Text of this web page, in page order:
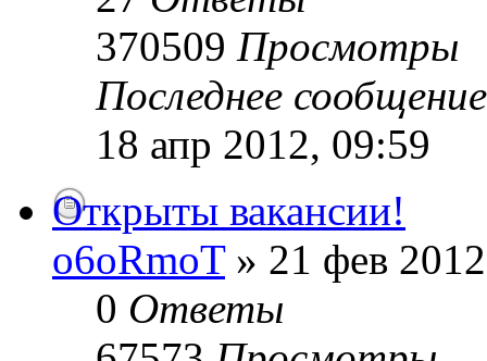
370509 Просмотры
Последнее
18 апр 2012, 09:59
Открыты вакансии!
o6oRmoT» 21 фев
0 Ответы